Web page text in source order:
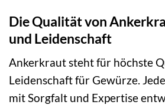
Die Qualität von
und Leidenschaft
Ankerkraut steht für höchste
Leidenschaft für Gewürze.
mit Sorgfalt und Expertise